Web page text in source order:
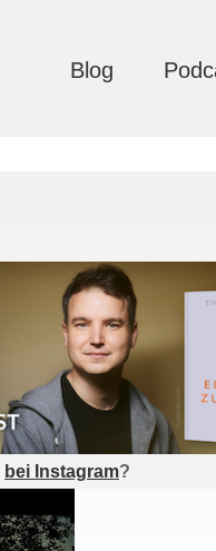
Blog
bei Instagram?